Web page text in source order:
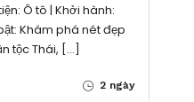
Ô tô | Khởi hành:
Khám phá nét đẹp
tộc Thái, […]
2 ngày